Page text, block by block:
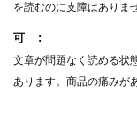
を読むのに支障はありま
可
文章が問題なく読める状
あります。商品の痛みが